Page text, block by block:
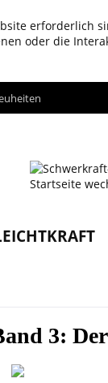
erforderlich
oder die
3: